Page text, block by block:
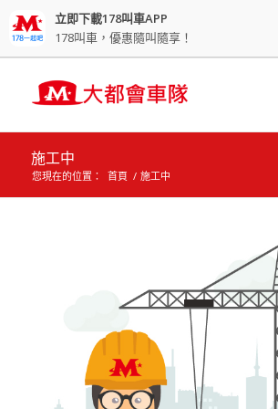
立即下載178叫車APP
178叫車，優惠隨叫隨享！
施工中
您現在的位置： 首頁 / 施工中